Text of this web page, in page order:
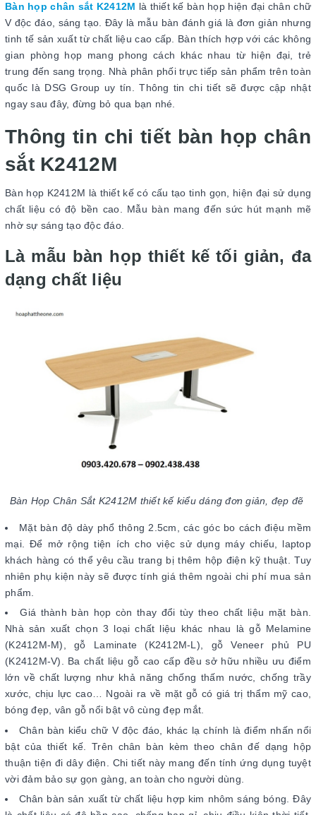
Bàn họp chân sắt K2412M là thiết kế bàn họp hiện đại chân chữ
V độc đáo, sáng tạo. Đây là mẫu bàn đánh giá là đơn giản nhưng
tinh tế sản xuất từ chất liệu cao cấp. Bàn thích hợp với các không
gian phòng họp mang phong cách khác nhau từ hiện đại, trẻ
trung đến sang trọng. Nhà phân phối trực tiếp sản phẩm trên toàn
quốc là DSG Group uy tín. Thông tin chi tiết sẽ được cập nhật
ngay sau đây, đừng bỏ qua bạn nhé.
Thông tin chi tiết bàn họp chân
sắt K2412M
Bàn họp K2412M là thiết kế có cấu tạo tinh gọn, hiện đại sử dụng
chất liệu có độ bền cao. Mẫu bàn mang đến sức hút mạnh mẽ
nhờ sự sáng tạo độc đáo.
Là mẫu bàn họp thiết kế tối giản, đa
dạng chất liệu
Bàn Họp Chân Sắt K2412M thiết kế kiểu dáng đơn giản, đẹp đẽ
Mặt bàn độ dày phổ thông 2.5cm, các góc bo cách điệu mềm
mại. Để mở rộng tiện ích cho việc sử dụng máy chiếu, laptop
khách hàng có thể yêu cầu trang bị thêm hộp điện kỹ thuật. Tuy
nhiên phụ kiện này sẽ được tính giá thêm ngoài chi phí mua sản
phẩm.
Giá thành bàn họp còn thay đổi tùy theo chất liệu mặt bàn.
Nhà sản xuất chọn 3 loại chất liệu khác nhau là gỗ Melamine
(K2412M-M), gỗ Laminate (K2412M-L), gỗ Veneer phủ PU
(K2412M-V). Ba chất liệu gỗ cao cấp đều sở hữu nhiều ưu điểm
lớn về chất lượng như khả năng chống thấm nước, chống trầy
xước, chịu lực cao… Ngoài ra về mặt gỗ có giá trị thẩm mỹ cao,
bóng đẹp, vân gỗ nổi bật vô cùng đẹp mắt.
Chân bàn kiểu chữ V độc đáo, khác lạ chính là điểm nhấn nổi
bật của thiết kế. Trên chân bàn kèm theo chân đế dạng hộp
thuận tiện đi dây điện. Chi tiết này mang đến tính ứng dụng tuyệt
vời đảm bảo sự gọn gàng, an toàn cho người dùng.
Chân bàn sản xuất từ chất liệu hợp kim nhôm sáng bóng. Đây